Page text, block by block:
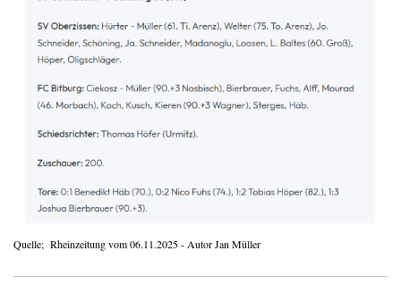
Quelle; Rheinzeitung vom 06.11.2025 - Autor Jan Müller